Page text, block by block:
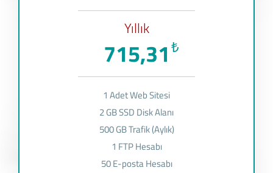
Yıllık
₺
715,31
1 Adet Web Sitesi
2 GB SSD Disk Alanı
500 GB Trafik (Aylık)
1 FTP Hesabı
50 E-posta Hesabı